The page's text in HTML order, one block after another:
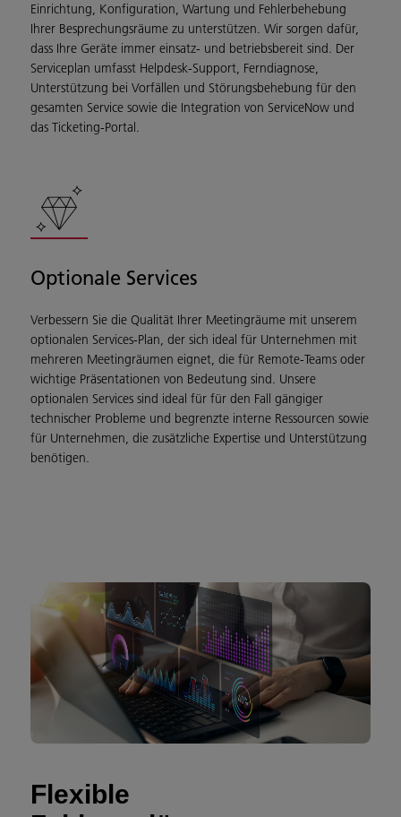
Einrichtung, Konfiguration, Wartung und Fehlerbehebung
Ihrer Besprechungsräume zu unterstützen. Wir sorgen dafür,
dass Ihre Geräte immer einsatz- und betriebsbereit sind. Der
Serviceplan umfasst Helpdesk-Support, Ferndiagnose,
Unterstützung bei Vorfällen und Störungsbehebung für den
gesamten Service sowie die Integration von ServiceNow und
das Ticketing-Portal.
Optionale Services
Verbessern Sie die Qualität Ihrer Meetingräume mit unserem
optionalen Services-Plan, der sich ideal für Unternehmen mit
mehreren Meetingräumen eignet, die für Remote-Teams oder
wichtige Präsentationen von Bedeutung sind. Unsere
optionalen Services sind ideal für für den Fall gängiger
technischer Probleme und begrenzte interne Ressourcen sowie
für Unternehmen, die zusätzliche Expertise und Unterstützung
benötigen.
Flexible